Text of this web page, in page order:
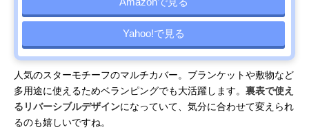
Yahoo!で見る
人気のスターモチーフのマルチカバー。ブランケットや敷物など
多用途に使えるためベランピングでも大活躍します。 裏表で使え
るリバーシブルデザインになっていて、気分に合わせて変えられ
るのも嬉しいですね。